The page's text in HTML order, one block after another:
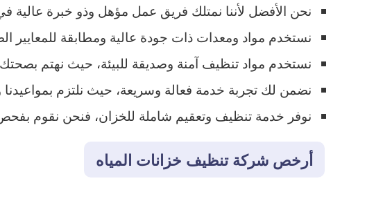
نحن الأفضل لأننا نمتلك فريق عمل مؤهل وذو خبرة عالية
نستخدم مواد ومعدات ذات جودة عالية ومطابقة للمعايير
نستخدم مواد تنظيف آمنة وصديقة للبيئة، حيث نهتم
نضمن لك تجربة خدمة فعالة وسريعة، حيث نلتزم
نوفر خدمة تنظيف وتعقيم شاملة للخزان، فنحن نقوم
أرخص شركة تنظيف خزانات المياه